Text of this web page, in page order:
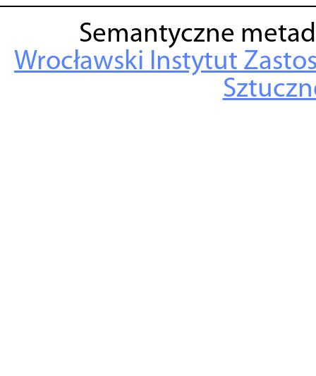
Semantyczne
Wrocławski Instytut